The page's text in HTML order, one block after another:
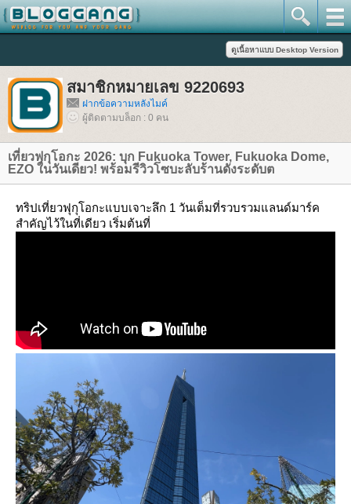
สมาชิกหมายเลข 9220693
ฝากข้อความหลังไมค์
ผู้ติดตามบล็อก : 0 คน
เที่ยวฟุกุโอกะ 2026: บุก Fukuoka Tower, Fukuoka Dome,
EZO ในวันเดียว! พร้อมรีวิวโซบะลับร้านดังระดับต
ทริปเที่ยวฟุกุโอกะแบบเจาะลึก 1 วันเต็มที่รวบรวมแลนด์มาร์ค
สำคัญไว้ในที่เดียว เริ่มต้นที่